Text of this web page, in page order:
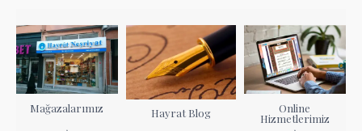
Mağazalarımız Hayrat Blog Online
Hizmetlerimiz